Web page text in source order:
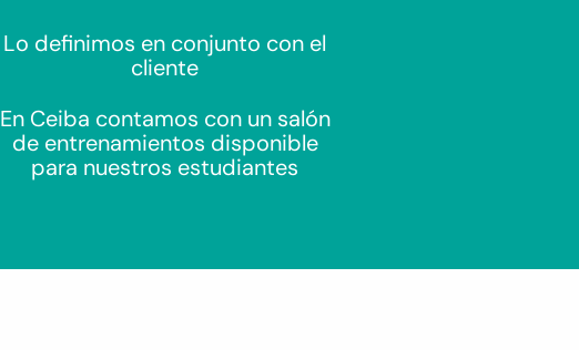
Lo definimos en conjunto con el
cliente
En Ceiba contamos con un salón
de entrenamientos disponible
para nuestros estudiantes